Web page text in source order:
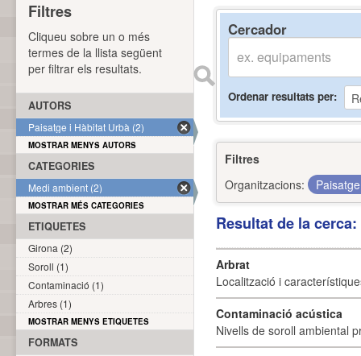
Cercador
Ordenar resultats per
Filtres
Organitzacions:
Resultat de la
Arbrat
Localització i
Contaminació acústica
Nivells de soroll ambiental
Filtres
Cliqueu sobre un o més
termes de la llista següent
per filtrar els resultats.
AUTORS
Paisatge i Hàbitat Urbà (2)
MOSTRAR MENYS AUTORS
CATEGORIES
Medi ambient (2)
MOSTRAR MÉS CATEGORIES
ETIQUETES
Girona (2)
Soroll (1)
Contaminació (1)
Arbres (1)
MOSTRAR MENYS ETIQUETES
FORMATS